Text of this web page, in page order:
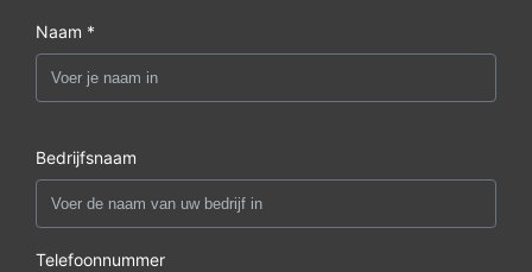
Naam *
Bedrijfsnaam
Telefoonnummer